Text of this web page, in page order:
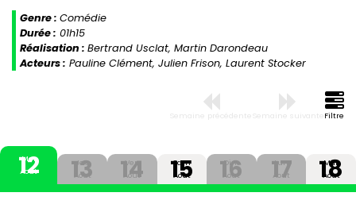
Genre : Comédie
Durée : 01h15
Réalisation : Bertrand Usclat, Martin Darondeau
Acteurs : Pauline Clément, Julien Frison, Laurent Stocker
Semaine précédente Semaine suivante Filtre
Mer
12
Aout
Jeu
13
Aout
Ven
14
Aout
Sam
15
Aout
Dim
16
Aout
Lun
17
Aout
Mar
18
Aout